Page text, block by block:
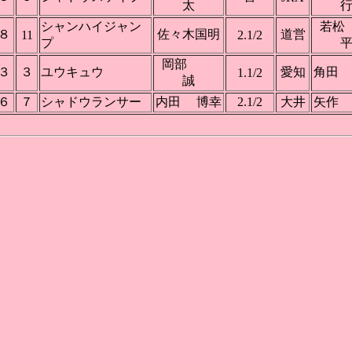
太
行
８ 11
シャンハイジャン
プ
佐々木国明 2.1/2 道営
若
平
３ ３ ユウキュウ
岡部
誠
1.1/2 愛知 角田
６ ７ シャドウランサー 内田 博幸 2.1/2 大井 矢作